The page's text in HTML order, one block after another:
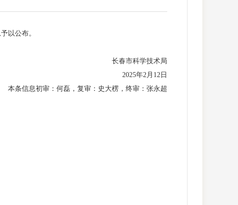
以公布。
长春市科学技术局
2025年2月12日
本条信息初审：何磊，复审：史大楞，终审：张永超